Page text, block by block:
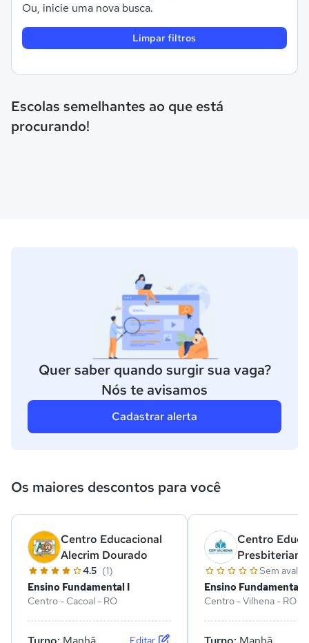
Ou, inicie uma nova busca.
Limpar filtros
Escolas semelhantes ao que está
procurando!
Quer saber quando surgir sua vaga?
Nós te avisamos
Cadastrar alerta
Os maiores descontos para você
Centro Educacional
Alecrim Dourado
4.5 (1)
Ensino Fundamental I
Centro - Cacoal - RO
Editar
Centro
Vilhena
Sem
Ensino Fundamental I
Centro - Vilhena - RO